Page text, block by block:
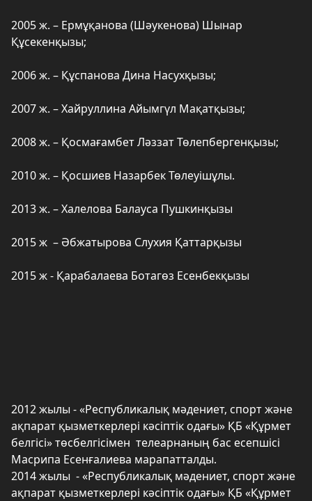
2005 ж. – Ермұқанова (Шәукенова) Шынар
Құсекенқызы;
2006 ж. – Құспанова Дина Насухқызы;
2007 ж. – Хайруллина Айымгүл Мақатқызы;
2008 ж. – Қосмағамбет Ләззат Төлепбергенқызы;
2010 ж. – Қосшиев Назарбек Төлеуішұлы.
2013 ж. – Халелова Балауса Пушкинқызы
2015 ж – Әбжатырова Слухия Қаттарқызы
2015 ж - Қарабалаева Ботагөз Есенбекқызы
2012 жылы - «Республикалық мәдениет, спорт және
ақпарат қызметкерлері кәсіптік одағы» ҚБ «Құрмет
белгісі» төсбелгісімен телеарнаның бас есепшісі
Масрипа Есенғалиева марапатталды.
2014 жылы - «Республикалық мәдениет, спорт және
ақпарат қызметкерлері кәсіптік одағы» ҚБ «Құрмет